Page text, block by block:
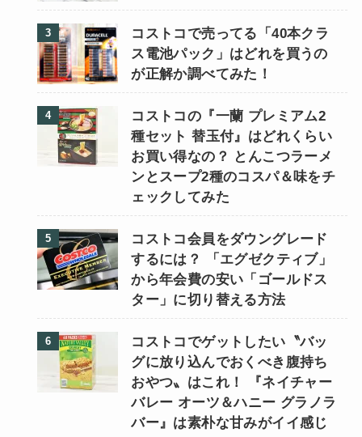
コストコで売ってる「40本クラ
ス電池パック」はどれを買うの
が正解か調べてみた！
コストコの『一蘭 プレミアム2
種セット 替玉付』はどれくらい
お買い得なの？ とんこつラーメ
ンとスープ2種のコスパ＆味をチ
ェックしてみた
コストコ会員をダウングレード
するには？ 「エグゼクティブ」
から年会費の安い「ゴールドス
ター」に切り替える方法
コストコでゲットしたい〝バッ
グに放り込んでおくべき腹持ち
おやつ〟はこれ！ 『ネイチャー
バレー オーツ＆ハニー グラノラ
バー』は素朴な甘みがイイ感じ